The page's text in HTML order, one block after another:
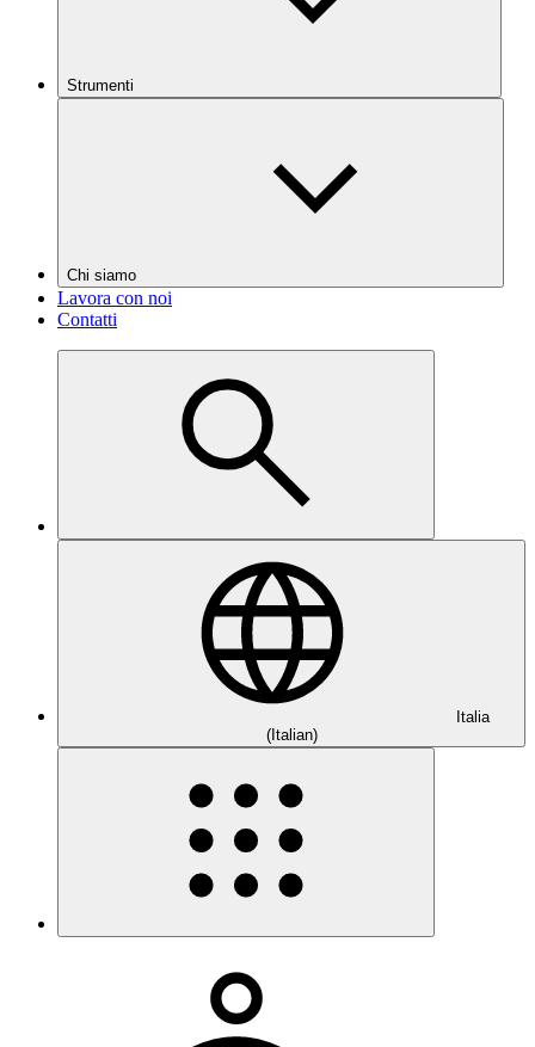
Strumenti
Chi siamo
Lavora con noi
Contatti
Italia
(Italian)